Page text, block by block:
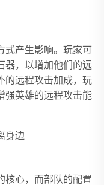
式产生影响。玩家可
器，以增加他们的远
的远程攻击加成，玩
强英雄的远程攻击能
核心，而部队的配置